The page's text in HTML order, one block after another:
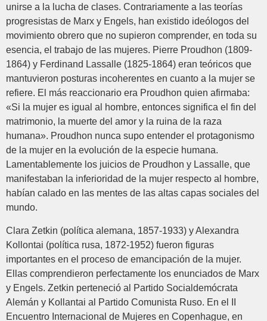
unirse a la lucha de clases. Contrariamente a las teorías
progresistas de Marx y Engels, han existido ideólogos del
movimiento obrero que no supieron comprender, en toda su
esencia, el trabajo de las mujeres. Pierre Proudhon (1809-
1864) y Ferdinand Lassalle (1825-1864) eran teóricos que
mantuvieron posturas incoherentes en cuanto a la mujer se
refiere. El más reaccionario era Proudhon quien afirmaba:
«Si la mujer es igual al hombre, entonces significa el fin del
matrimonio, la muerte del amor y la ruina de la raza
humana». Proudhon nunca supo entender el protagonismo
de la mujer en la evolución de la especie humana.
Lamentablemente los juicios de Proudhon y Lassalle, que
manifestaban la inferioridad de la mujer respecto al hombre,
habían calado en las mentes de las altas capas sociales del
mundo.
Clara Zetkin (política alemana, 1857-1933) y Alexandra
Kollontai (política rusa, 1872-1952) fueron figuras
importantes en el proceso de emancipación de la mujer.
Ellas comprendieron perfectamente los enunciados de Marx
y Engels. Zetkin perteneció al Partido Socialdemócrata
Alemán y Kollantai al Partido Comunista Ruso. En el II
Encuentro Internacional de Mujeres en Copenhague, en